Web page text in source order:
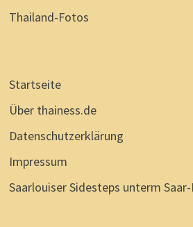
Thailand-Fotos
Startseite
Über thainess.de
Datenschutzerklärung
Impressum
Saarlouiser Sidesteps unterm